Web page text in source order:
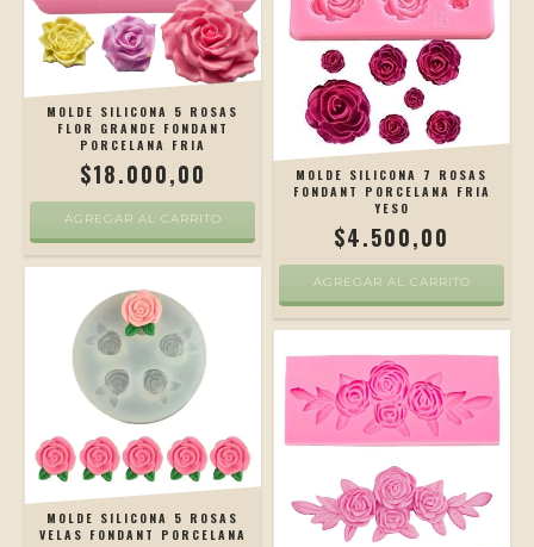
MOLDE SILICONA 5 ROSAS
FLOR GRANDE FONDANT
PORCELANA FRIA
$18.000,00
AGREGAR AL CARRITO
MOLDE SILICONA 7 ROSAS
FONDANT PORCELANA FRIA
YESO
$4.500,00
AGREGAR AL CARRITO
MOLDE SILICONA 5 ROSAS
VELAS FONDANT PORCELANA